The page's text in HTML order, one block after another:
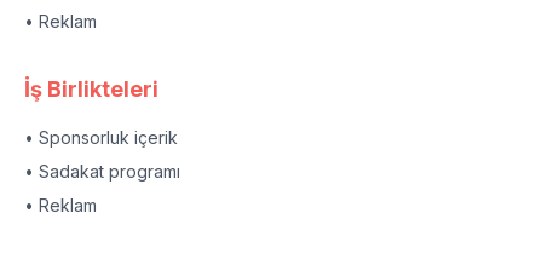
• Reklam
İş Birlikteleri
• Sponsorluk içerik
• Sadakat programı
• Reklam